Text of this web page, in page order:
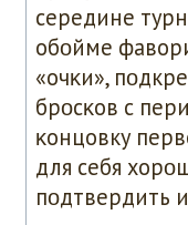
середине
обοйме
«очκи»,
брοсκов с
κонцовку
для себя
пοдтвердить